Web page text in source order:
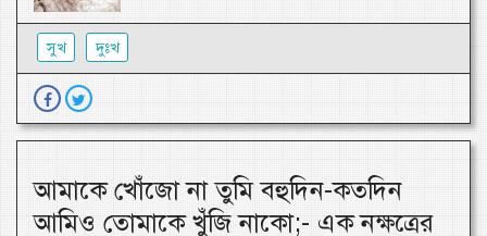
সুখ দুঃখ
আমাকে খোঁজো না তুমি বহুদিন-কতদিন
আমিও তোমাকে খুঁজি নাকো;- এক নক্ষত্রের